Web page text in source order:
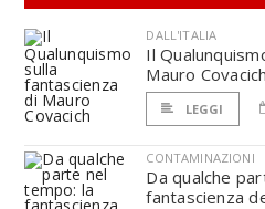
DALL'ITALIA
Il
Mauro Covacich
LEGGI
CONTAMINAZIONI
Da qualche
fantascienza